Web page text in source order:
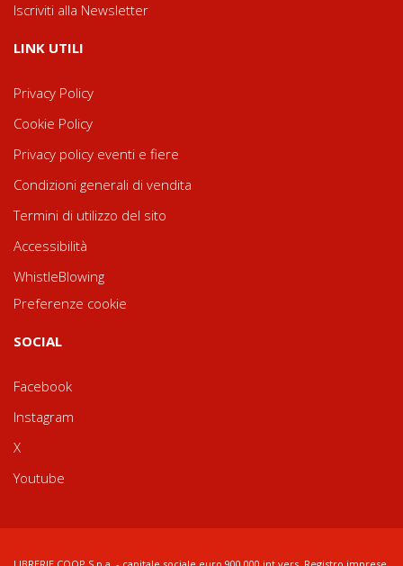
Iscriviti alla Newsletter
LINK UTILI
Privacy Policy
Cookie Policy
Privacy policy eventi e fiere
Condizioni generali di vendita
Termini di utilizzo del sito
Accessibilità
WhistleBlowing
Preferenze cookie
SOCIAL
Facebook
Instagram
X
Youtube